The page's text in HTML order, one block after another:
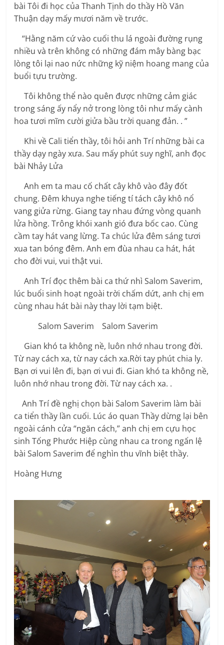
bài Tôi đi học của Thanh Tịnh do thầy Hồ Văn
Thuận dạy mấy mươi năm về trước.
“Hằng năm cứ vào cuối thu lá ngoài đường rụng
nhiều và trên không có những đám mây bàng bạc
lòng tôi lại nao nức những kỹ niệm hoang mang của
buổi tựu trường.
Tôi không thể nào quên được những cảm giác
trong sáng ấy nẩy nở trong lòng tôi như mấy cành
hoa tươi mĩm cười giửa bầu trời quang đản. . ”
Khi về Cali tiển thầy, tôi hỏi anh Trí những bài ca
thầy dạy ngày xưa. Sau mấy phút suy nghĩ, anh đọc
bài Nhảy Lửa
Anh em ta mau cố chất cây khô vào đây đốt
chung. Đêm khuya nghe tiếng tí tách cây khô nổ
vang giửa rừng. Giang tay nhau đứng vòng quanh
lửa hồng. Trông khói xanh gió đưa bốc cao. Cùng
cầm tay hát vang lừng. Ta chúc lửa đêm sáng tươi
xua tan bóng đêm. Anh em đùa nhau ca hát, hát
cho đời vui, vui thật vui.
Anh Trí đọc thêm bài ca thứ nhì Salom Saverim,
lúc buổi sinh hoạt ngoài trời chấm dứt, anh chị em
cùng nhau hát bài này thay lời tạm biệt.
Salom Saverim Salom Saverim
Gian khó ta không nề, luôn nhớ nhau trong đời.
Từ nay cách xa, từ nay cách xa.Rời tay phút chia ly.
Bạn ơi vui lên đi, bạn ơi vui đi. Gian khó ta không nề,
luôn nhớ nhau trong đời. Từ nay cách xa. .
Anh Trí đề nghị chọn bài Salom Saverim làm bài
ca tiển thầy lần cuối. Lúc áo quan Thầy dừng lại bên
ngoài cánh cửa “ngăn cách,” anh chị em cựu học
sinh Tống Phước Hiệp cùng nhau ca trong ngấn lệ
bài Salom Saverim để nghìn thu vĩnh biệt thầy.
Hoàng Hưng